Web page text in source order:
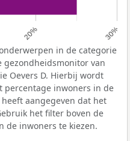
20% 30%
in de categorie
gezondheidsmonitor van
Oevers D. Hierbij wordt
percentage inwoners in de
aangegeven dat het
het filter boven de
de inwoners te kiezen.